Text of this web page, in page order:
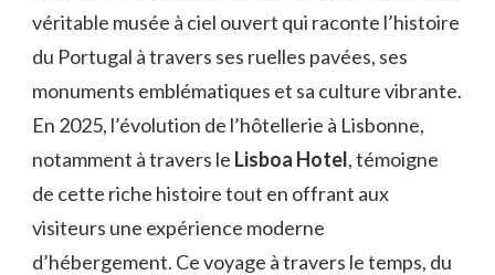
véritable musée à ciel ouvert qui raconte l’histoire
du Portugal à travers ses ruelles pavées, ses
monuments emblématiques et sa culture vibrante.
En 2025, l’évolution de l’hôtellerie à Lisbonne,
notamment à travers le Lisboa Hotel, témoigne
de cette riche histoire tout en offrant aux
visiteurs une expérience moderne
d’hébergement. Ce voyage à travers le temps, du